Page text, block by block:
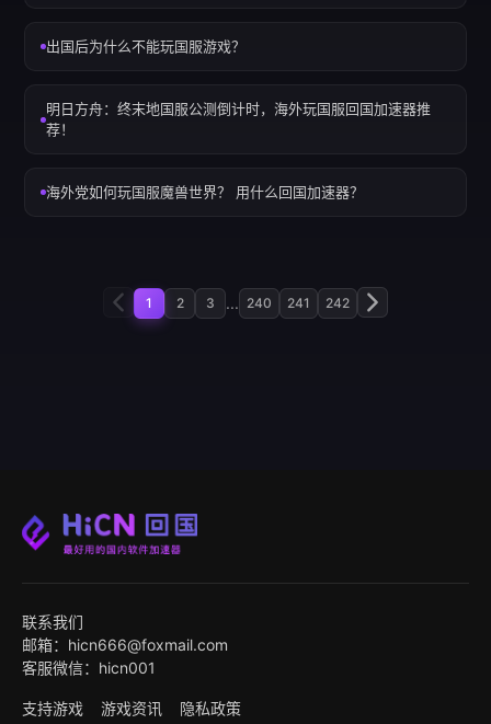
出国后为什么不能玩国服游戏？
明日方舟：终末地国服公测倒计时，海外玩国服回国加速器推
荐！
海外党如何玩国服魔兽世界？ 用什么回国加速器？
1 2 3 ... 240 241 242
联系我们
邮箱：hicn666@foxmail.com
客服微信：hicn001
支持游戏 游戏资讯 隐私政策